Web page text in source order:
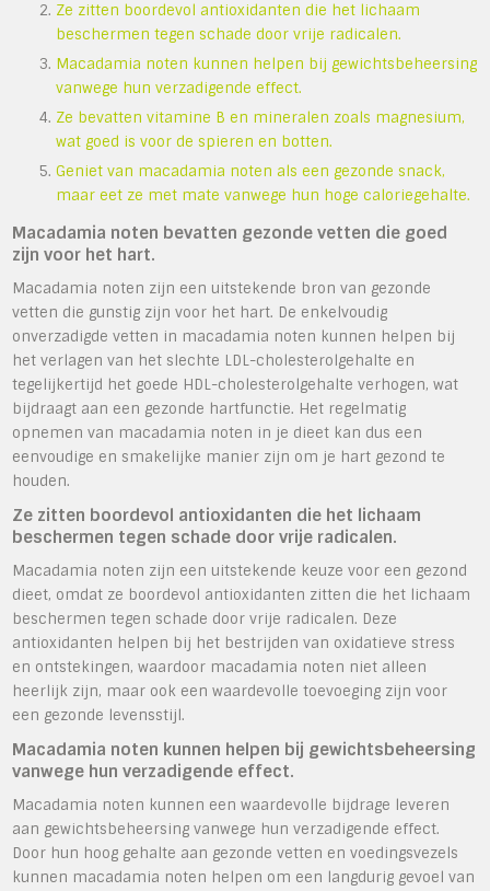
Ze zitten boordevol antioxidanten die het lichaam
beschermen tegen schade door vrije radicalen.
Macadamia noten kunnen helpen bij gewichtsbeheersing
vanwege hun verzadigende effect.
Ze bevatten vitamine B en mineralen zoals magnesium,
wat goed is voor de spieren en botten.
Geniet van macadamia noten als een gezonde snack,
maar eet ze met mate vanwege hun hoge caloriegehalte.
Macadamia noten bevatten gezonde vetten die goed
zijn voor het hart.
Macadamia noten zijn een uitstekende bron van gezonde
vetten die gunstig zijn voor het hart. De enkelvoudig
onverzadigde vetten in macadamia noten kunnen helpen bij
het verlagen van het slechte LDL-cholesterolgehalte en
tegelijkertijd het goede HDL-cholesterolgehalte verhogen, wat
bijdraagt aan een gezonde hartfunctie. Het regelmatig
opnemen van macadamia noten in je dieet kan dus een
eenvoudige en smakelijke manier zijn om je hart gezond te
houden.
Ze zitten boordevol antioxidanten die het lichaam
beschermen tegen schade door vrije radicalen.
Macadamia noten zijn een uitstekende keuze voor een gezond
dieet, omdat ze boordevol antioxidanten zitten die het lichaam
beschermen tegen schade door vrije radicalen. Deze
antioxidanten helpen bij het bestrijden van oxidatieve stress
en ontstekingen, waardoor macadamia noten niet alleen
heerlijk zijn, maar ook een waardevolle toevoeging zijn voor
een gezonde levensstijl.
Macadamia noten kunnen helpen bij gewichtsbeheersing
vanwege hun verzadigende effect.
Macadamia noten kunnen een waardevolle bijdrage leveren
aan gewichtsbeheersing vanwege hun verzadigende effect.
Door hun hoog gehalte aan gezonde vetten en voedingsvezels
kunnen macadamia noten helpen om een langdurig gevoel van